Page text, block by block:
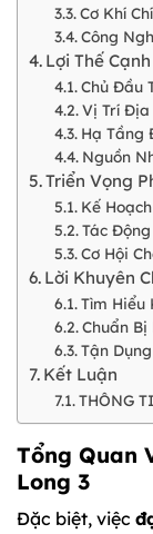
Cơ Khí
Công
Lợi Thế
Chủ Đầu
Vị Trí Địa
Hạ Tầng
Nguồn
Triển Vọng
Kế
Tác
Cơ Hội
Lời Khuyên
Tìm Hiểu
Chuẩn Bị
Tận
Kết Luận
THÔNG
Tổng Quan
Long 3
Đặc biệt, việc